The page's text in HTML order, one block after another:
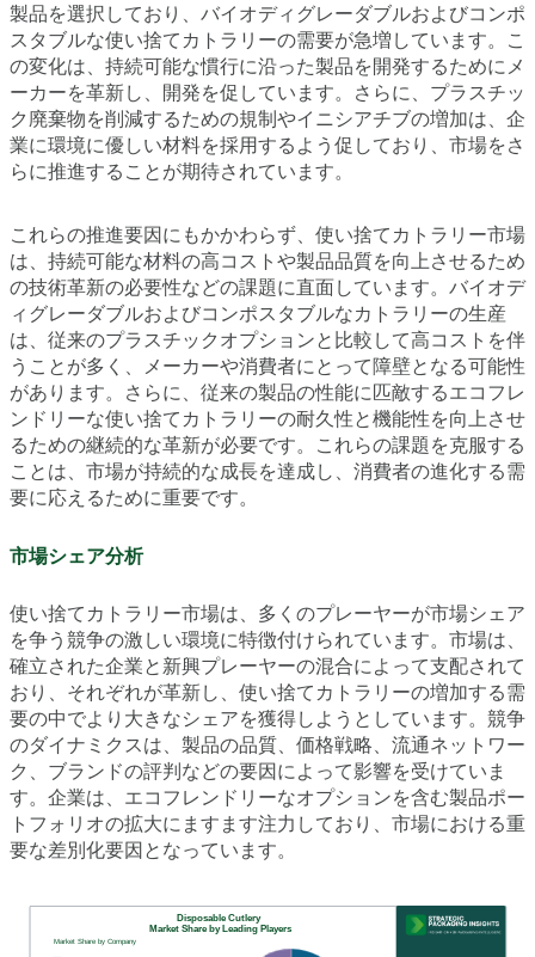
製品を選択しており、バイオディグレーダブルおよびコンポ
スタブルな使い捨てカトラリーの需要が急増しています。こ
の変化は、持続可能な慣行に沿った製品を開発するためにメ
ーカーを革新し、開発を促しています。さらに、プラスチッ
ク廃棄物を削減するための規制やイニシアチブの増加は、企
業に環境に優しい材料を採用するよう促しており、市場をさ
らに推進することが期待されています。
これらの推進要因にもかかわらず、使い捨てカトラリー市場
は、持続可能な材料の高コストや製品品質を向上させるため
の技術革新の必要性などの課題に直面しています。バイオデ
ィグレーダブルおよびコンポスタブルなカトラリーの生産
は、従来のプラスチックオプションと比較して高コストを伴
うことが多く、メーカーや消費者にとって障壁となる可能性
があります。さらに、従来の製品の性能に匹敵するエコフレ
ンドリーな使い捨てカトラリーの耐久性と機能性を向上させ
るための継続的な革新が必要です。これらの課題を克服する
ことは、市場が持続的な成長を達成し、消費者の進化する需
要に応えるために重要です。
市場シェア分析
使い捨てカトラリー市場は、多くのプレーヤーが市場シェア
を争う競争の激しい環境に特徴付けられています。市場は、
確立された企業と新興プレーヤーの混合によって支配されて
おり、それぞれが革新し、使い捨てカトラリーの増加する需
要の中でより大きなシェアを獲得しようとしています。競争
のダイナミクスは、製品の品質、価格戦略、流通ネットワー
ク、ブランドの評判などの要因によって影響を受けていま
す。企業は、エコフレンドリーなオプションを含む製品ポー
トフォリオの拡大にますます注力しており、市場における重
要な差別化要因となっています。